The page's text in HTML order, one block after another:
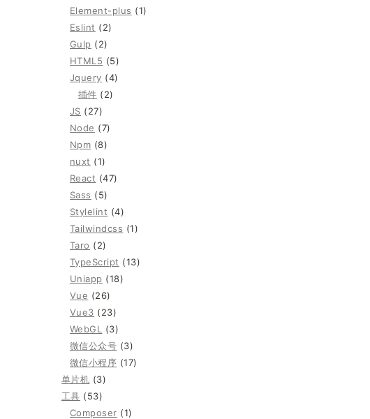
Element-plus (1)
Eslint (2)
Gulp (2)
HTML5 (5)
Jquery (4)
插件 (2)
JS (27)
Node (7)
Npm (8)
nuxt (1)
React (47)
Sass (5)
Stylelint (4)
Tailwindcss (1)
Taro (2)
TypeScript (13)
Uniapp (18)
Vue (26)
Vue3 (23)
WebGL
(3)
微信公众号 (3)
微信小程序 (17)
单片机 (3)
工具 (53)
Composer (1)